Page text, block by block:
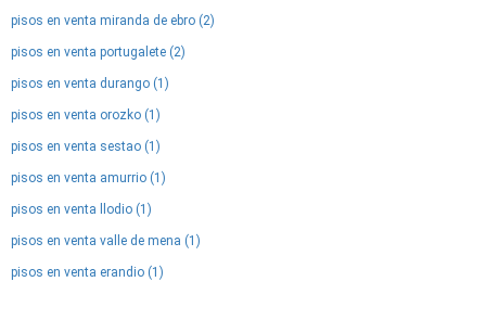
pisos en venta miranda de ebro (2)
pisos en venta portugalete (2)
pisos en venta durango (1)
pisos en venta orozko (1)
pisos en venta sestao (1)
pisos en venta amurrio (1)
pisos en venta llodio (1)
pisos en venta valle de mena (1)
pisos en venta erandio (1)